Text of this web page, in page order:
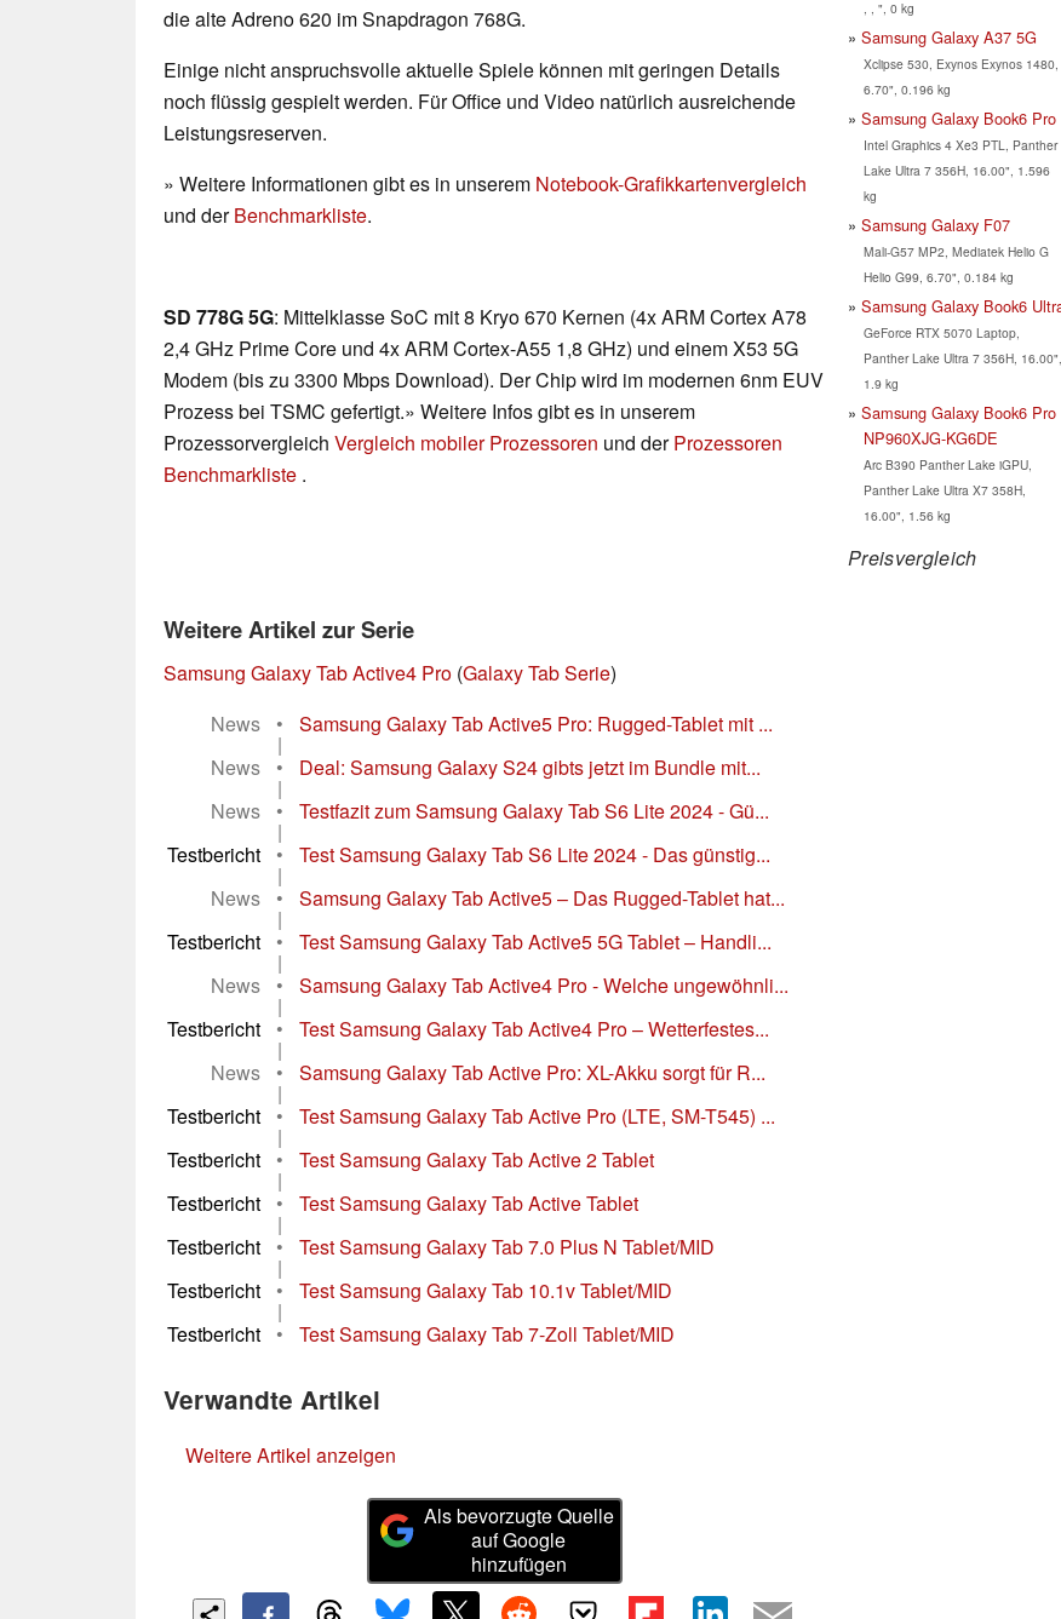
die alte Adreno 620 im Snapdragon 768G.
Einige nicht anspruchsvolle aktuelle Spiele können mit geringen Details
noch flüssig gespielt werden. Für Office und Video natürlich ausreichende
Leistungsreserven.
» Weitere Informationen gibt es in unserem Notebook-Grafikkartenvergleich
und derBenchmarkliste.
SD 778G 5G: Mittelklasse SoC mit 8 Kryo 670 Kernen (4x ARM Cortex A78
2,4 GHz Prime Core und 4x ARM Cortex-A55 1,8 GHz) und einem X53 5G
Modem (bis zu 3300 Mbps Download). Der Chip wird im modernen 6nm EUV
Prozess bei TSMC gefertigt.» Weitere Infos gibt es in unserem
Prozessorvergleich Vergleich mobiler Prozessoren und derProzessoren
Benchmarkliste .
Weitere Artikel zur Serie
Samsung Galaxy Tab Active4 Pro (Galaxy Tab Serie)
News
• Samsung Galaxy Tab Active5 Pro: Rugged-Tablet mit ...
|
News
• Deal: Samsung Galaxy S24 gibts jetzt im Bundle mit...
|
News
• Testfazit zum Samsung Galaxy Tab S6 Lite 2024 - Gü...
|
Testbericht
• Test Samsung Galaxy Tab S6 Lite 2024 - Das günstig...
|
News
• Samsung Galaxy Tab Active5 – Das Rugged-Tablet hat...
|
Testbericht
• Test Samsung Galaxy Tab Active5 5G Tablet – Handli...
|
News
• Samsung Galaxy Tab Active4 Pro - Welche ungewöhnli...
|
Testbericht
• Test Samsung Galaxy Tab Active4 Pro – Wetterfestes...
|
News
• Samsung Galaxy Tab Active Pro: XL-Akku sorgt für R...
|
Testbericht
• Test Samsung Galaxy Tab Active Pro (LTE, SM-T545) ...
|
Testbericht
• Test Samsung Galaxy Tab Active 2 Tablet
|
Testbericht
• Test Samsung Galaxy Tab Active Tablet
|
Testbericht
• Test Samsung Galaxy Tab 7.0 Plus N Tablet/MID
|
Testbericht
• Test Samsung Galaxy Tab 10.1v Tablet/MID
|
Testbericht
• Test Samsung Galaxy Tab 7-Zoll Tablet/MID
Verwandte Artikel
Weitere Artikel anzeigen
Als bevorzugte Quelle
auf Google
hinzufügen
, , ", 0 kg
Samsung Galaxy A37 5G
Xclipse 530, Exynos Exynos 1480,
6.70", 0.196 kg
Samsung Galaxy Book6 Pro
Intel Graphics 4 Xe3 PTL, Panther
Lake Ultra 7 356H, 16.00", 1.596
kg
Samsung Galaxy F07
Mali-G57 MP2, Mediatek Helio G
Helio G99, 6.70", 0.184 kg
Samsung Galaxy Book6
GeForce RTX 5070 Laptop,
Panther Lake Ultra 7 356H, 16.00",
1.9 kg
Samsung Galaxy Book6 Pro
NP960XJG-KG6DE
Arc B390 Panther Lake iGPU,
Panther Lake Ultra X7 358H,
16.00", 1.56 kg
Preisvergleich